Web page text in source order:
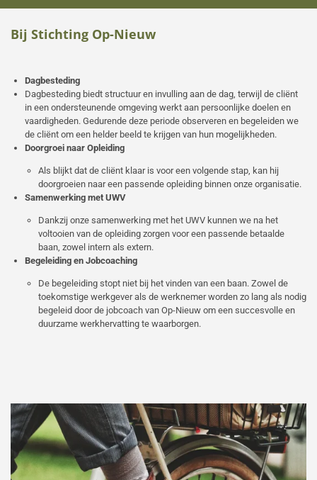
Bij Stichting Op-Nieuw
Dagbesteding
Dagbesteding biedt structuur en invulling aan de dag, terwijl de cliënt
in een ondersteunende omgeving werkt aan persoonlijke doelen en
vaardigheden. Gedurende deze periode observeren en begeleiden we
de cliënt om een helder beeld te krijgen van hun mogelijkheden.
Doorgroei naar Opleiding
Als blijkt dat de cliënt klaar is voor een volgende stap, kan hij
doorgroeien naar een passende opleiding binnen onze organisatie.
Samenwerking met UWV
Dankzij onze samenwerking met het UWV kunnen we na het
voltooien van de opleiding zorgen voor een passende betaalde
baan, zowel intern als extern.
Begeleiding en Jobcoaching
De begeleiding stopt niet bij het vinden van een baan. Zowel de
toekomstige werkgever als de werknemer worden zo lang als nodig
begeleid door de jobcoach van Op-Nieuw om een succesvolle en
duurzame werkhervatting te waarborgen.